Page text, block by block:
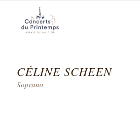
CÉLINE SCHEEN
Soprano